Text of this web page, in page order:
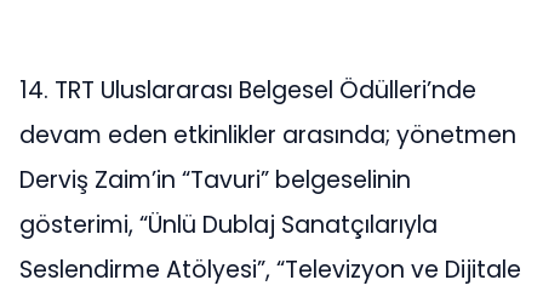
14. TRT Uluslararası Belgesel Ödülleri’nde
devam eden etkinlikler arasında; yönetmen
Derviş Zaim’in “Tavuri” belgeselinin
gösterimi, “Ünlü Dublaj Sanatçılarıyla
Seslendirme Atölyesi”, “Televizyon ve Dijitale